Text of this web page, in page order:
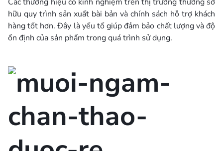
hữu quy trình sản xuất bài bản và chính sách hỗ trợ khách
hàng tốt hơn. Đây là yếu tố giúp đảm bảo chất lượng và độ
ổn định của sản phẩm trong quá trình sử dụng.